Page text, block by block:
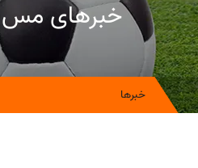
خبرهای مس
خبرها